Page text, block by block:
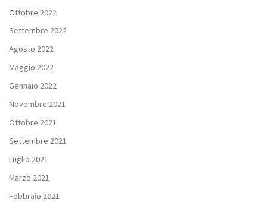
Ottobre 2022
Settembre 2022
Agosto 2022
Maggio 2022
Gennaio 2022
Novembre 2021
Ottobre 2021
Settembre 2021
Luglio 2021
Marzo 2021
Febbraio 2021